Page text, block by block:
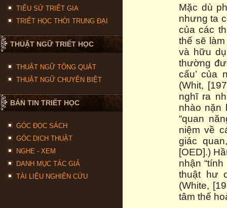
TIỂU SỬ TRIẾT GIA
TRIẾT HỌC THỜI TRUNG ĐẠI
THUẬT NGỮ TRIẾT HỌC
THUẬT NGỮ TỔNG QUÁT
THUẬT NGỮ CHUYÊN BIỆT
BẢN TIN TRIẾT HỌC
GÓC ĐỌC SÁCH
GÓC DỊCH THUẬT
NGHE - XEM
DANH MỤC TÁC GIẢ
TÀI LIỆU NGHIÊN CỨU
Mặc dù
nhưng ta
của các
thế sẽ
và hữu
thường
cấu’ của
(Whit,
nghĩ ra
nhào nặn
“quan
niệm về
giác
[OED].)
nhận
thuật hư
(White,
tâm thế